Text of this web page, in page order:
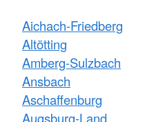
Aichach-Friedberg
Altötting
Amberg-Sulzbach
Ansbach
Aschaffenburg
Augsburg-Land